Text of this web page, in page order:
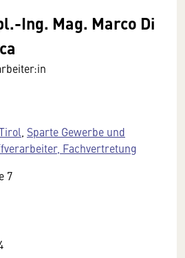
Ing. Mag. Marco Di
Sparte Gewerbe und
Fachvertretung
7